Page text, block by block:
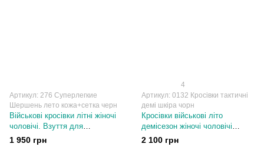
Артикул: 276 Суперлегкие
Шершень лето кожа+сетка черн
Військові кросівки літні жіночі
чоловічі. Взуття для
військових
1 950 грн
4
Артикул: 0132 Кросівки тактичні
демі шкіра чорн
Кросівки військові літо
демісезон жіночі чоловічі
шкіряні. взуття військове
2 100 грн